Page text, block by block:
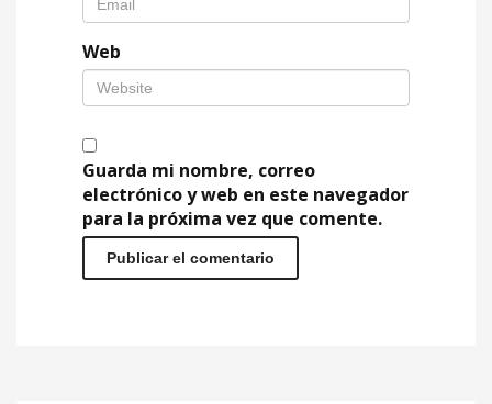
Web
Guarda mi nombre, correo
electrónico y web en este navegador
para la próxima vez que comente.